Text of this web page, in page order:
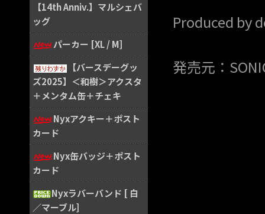
【14th Anniv.】マルシェバ
ッグ
パーカー [XL / M]
【バースデーグッ
ズ2025】＜和樹＞アクスタ
＋メンタム缶＋チェキ
Nyxアクキー＋ポスト
カード
Nyx缶バッジ＋ポスト
カード
Nyxラバーバンド [ 白
／マーブル]
Produced by
発売元：